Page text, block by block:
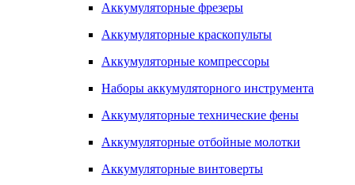
Аккумуляторные фрезеры
Аккумуляторные краскопульты
Аккумуляторные компрессоры
Наборы аккумуляторного инструмента
Аккумуляторные технические фены
Аккумуляторные отбойные молотки
Аккумуляторные винтоверты